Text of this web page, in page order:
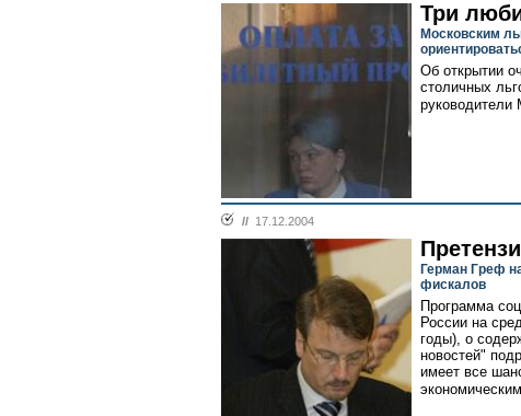
Три
Московским
Об открытии
столичных
руководители
// 17.12.2004
Герман Греф
фискалов
Программа
России на
годы), о
новостей"
имеет все